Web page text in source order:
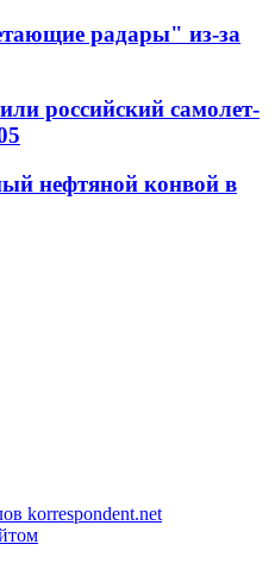
радары" из-за
российский самолет-
нефтяной конвой в
korrespondent.net